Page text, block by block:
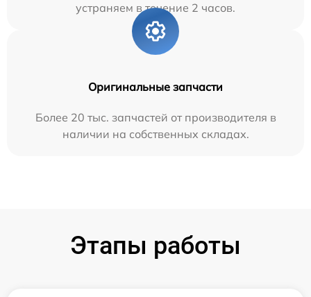
устраняем в течение 2 часов.
Оригинальные запчасти
Более 20 тыс. запчастей от производителя в
наличии на собственных складах.
Этапы работы